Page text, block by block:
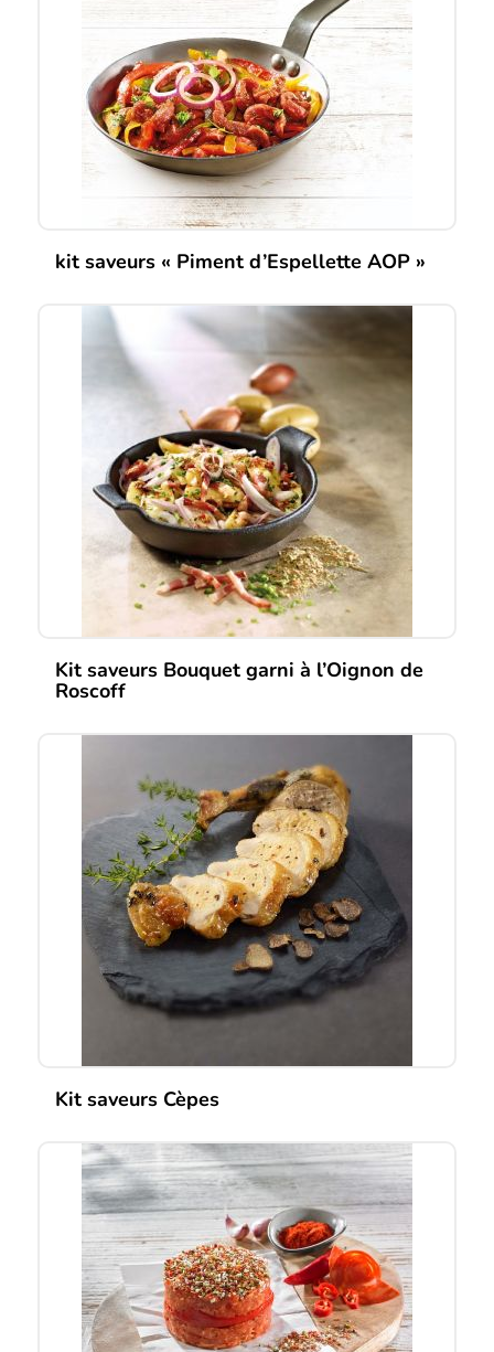
kit saveurs « Piment d’Espellette AOP »
Kit saveurs Bouquet garni à l’Oignon de
Roscoff
Kit saveurs Cèpes